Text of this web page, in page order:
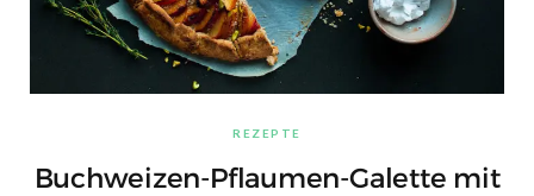
REZEPTE
Buchweizen-Pflaumen-Galette mit